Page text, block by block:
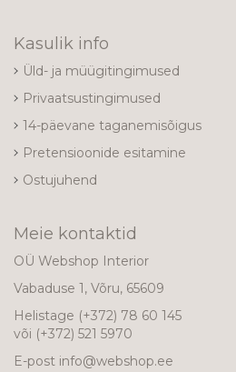
Kasulik info
Üld- ja müügitingimused
Privaatsustingimused
14-päevane taganemisõigus
Pretensioonide esitamine
Ostujuhend
Meie kontaktid
OÜ Webshop Interior
Vabaduse 1, Võru, 65609
Helistage (+372) 78 60 145
või (+372) 521 5970
E-post info@webshop.ee